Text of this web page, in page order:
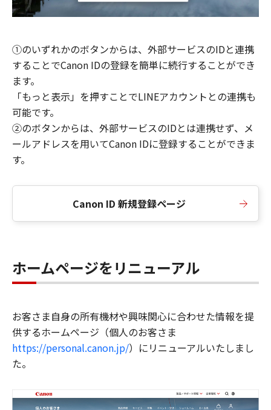
①のいずれかのボタンからは、外部サービスのIDと連携
することでCanon IDの登録を簡単に続行することができ
ます。
「もっと表示」を押すことでLINEアカウントとの連携も
可能です。
②のボタンからは、外部サービスのIDとは連携せず、メ
ールアドレスを用いてCanon IDに登録することができま
す。
Canon ID 新規登録ページ
ホームページをリニューアル
お客さま自身の所有機材や興味関心に合わせた情報を提
供するホームページ（個人のお客さま
https://personal.canon.jp/）にリニューアルいたしまし
た。